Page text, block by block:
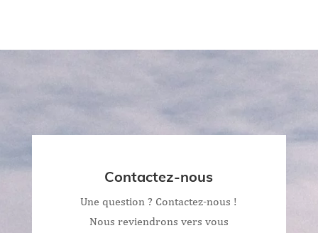
Contactez-nous
Une question ? Contactez-nous !
Nous reviendrons vers vous